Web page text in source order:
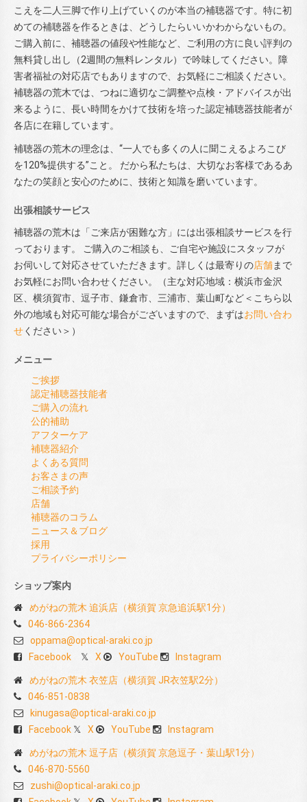
こえを二人三脚で作り上げていくのが本当の補聴器です。特に初
めての補聴器を作るときは、どうしたらいいかわからないもの。
ご購入前に、補聴器の値段や性能など、ご利用の方に良い評判の
無料貸し出し（2週間の無料レンタル）で吟味してください。障
害者福祉の対応店でもありますので、お気軽にご相談ください。
補聴器の荒木では、つねに適切なご調整や点検・アドバイスが出
来るように、長い時間をかけて技術を培った認定補聴器技能者が
各店に在籍しています。
補聴器の荒木の理念は、“一人でも多くの人に聞こえるよろこび
を120%提供する”こと。 だから私たちは、大切なお客様であるあ
なたの笑顔と安心のために、技術と知識を磨いています。
出張相談サービス
補聴器の荒木は「ご来店が困難な方」には出張相談サービスを行
っております。 ご購入のご相談も、ご自宅や施設にスタッフが
お伺いして対応させていただきます。詳しくは最寄りの店舗まで
お気軽にお問い合わせください。（主な対応地域：横浜市金沢
区、横須賀市、逗子市、鎌倉市、三浦市、葉山町など＜こちら以
外の地域も対応可能な場合がございますので、まずはお問い合わ
せください＞）
メニュー
ご挨拶
認定補聴器技能者
ご購入の流れ
公的補助
アフターケア
補聴器紹介
よくある質問
お客さまの声
ご相談予約
店舗
補聴器のコラム
ニュース＆ブログ
採用
プライバシーポリシー
ショップ案内
めがねの荒木 追浜店（横須賀 京急追浜駅1分）
046-866-2364
oppama@optical-araki.co.jp
Facebook
X YouTube Instagram
めがねの荒木 衣笠店（横須賀 JR衣笠駅2分）
046-851-0838
kinugasa@optical-araki.co.jp
Facebook
X YouTube Instagram
めがねの荒木 逗子店（横須賀 京急逗子・葉山駅1分）
046-870-5560
zushi@optical-araki.co.jp